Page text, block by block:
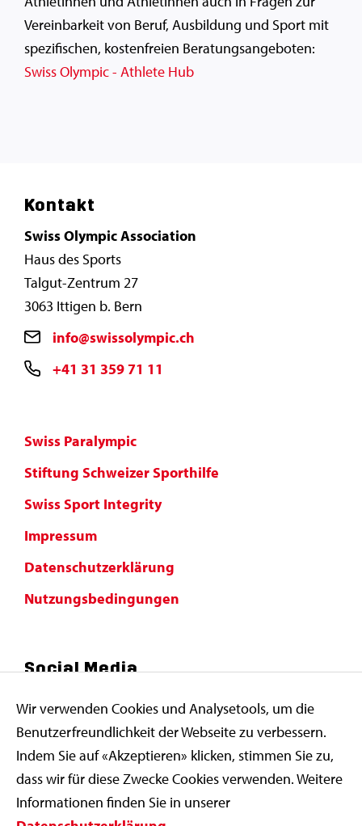
Vereinbarkeit von Beruf, Ausbildung und Sport mit
spezifischen, kostenfreien Beratungsangeboten:
Swiss Olympic - Athlete Hub
Kontakt
Swiss Olympic Association
Haus des Sports
Talgut-Zentrum 27
3063 Ittigen b. Bern
info@swissolympic.ch
+41 31 359 71 11
Swiss Paralympic
Stiftung Schweizer Sporthilfe
Swiss Sport Integrity
Impressum
Datenschutzerklärung
Nutzungsbedingungen
Social Media
Wir verwenden Cookies und Analysetools, um die
Benutzerfreundlichkeit der Webseite zu verbessern.
Indem Sie auf «Akzeptieren» klicken, stimmen Sie zu,
dass wir für diese Zwecke Cookies verwenden. Weitere
Informationen finden Sie in unserer